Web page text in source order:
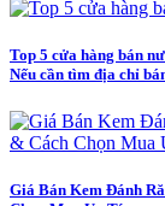
Top 5 cửa hàng bán
Nếu cần tìm địa chỉ
Giá Bán Kem Đánh